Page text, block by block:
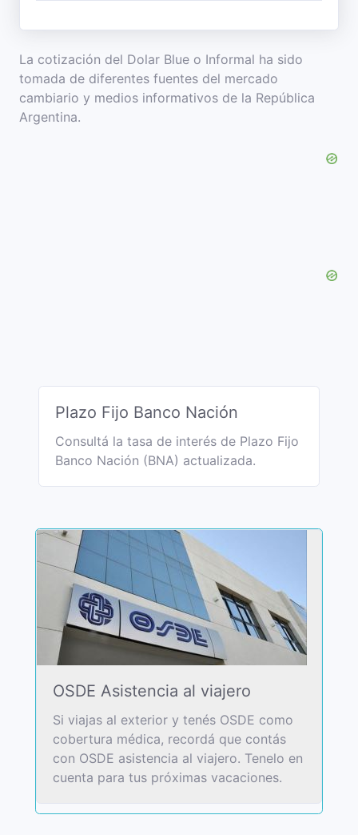
La cotización del Dolar Blue o Informal ha sido
tomada de diferentes fuentes del mercado
cambiario y medios informativos de la República
Argentina.
Plazo Fijo Banco Nación
Consultá la tasa de interés de Plazo Fijo
Banco Nación (BNA) actualizada.
OSDE Asistencia al viajero
Si viajas al exterior y tenés OSDE como
cobertura médica, recordá que contás
con OSDE asistencia al viajero. Tenelo en
cuenta para tus próximas vacaciones.